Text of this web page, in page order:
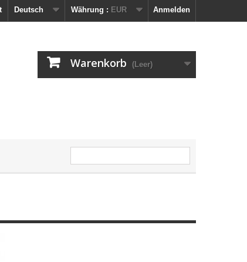
Anmelden
Währung : EUR
Deutsch
Warenkorb (Leer)